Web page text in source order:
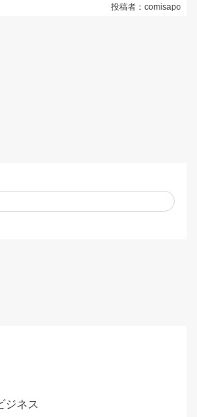
投稿者：comisapo
ジネス